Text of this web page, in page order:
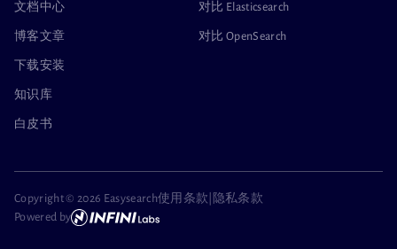
文档中心
博客文章
下载安装
知识库
白皮书
对比 Elasticsearch
对比 OpenSearch
Copyright © 2026 Easysearch使用条款 隐私条款
Powered by